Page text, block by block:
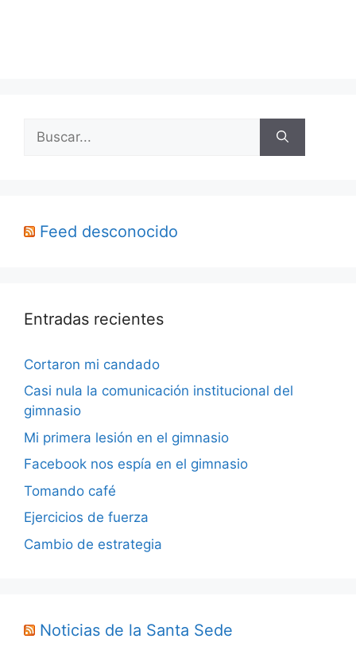
Feed desconocido
Entradas recientes
Cortaron mi candado
Casi nula la comunicación institucional del
gimnasio
Mi primera lesión en el gimnasio
Facebook nos espía en el gimnasio
Tomando café
Ejercicios de fuerza
Cambio de estrategia
Noticias de la Santa Sede